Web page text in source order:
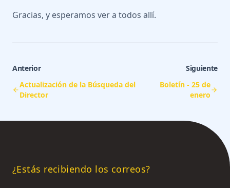
Gracias, y esperamos ver a todos allí.
Anterior
Actualización de la Búsqueda del
Director
Siguiente
Boletín - 25 de
enero
¿Estás recibiendo los correos?